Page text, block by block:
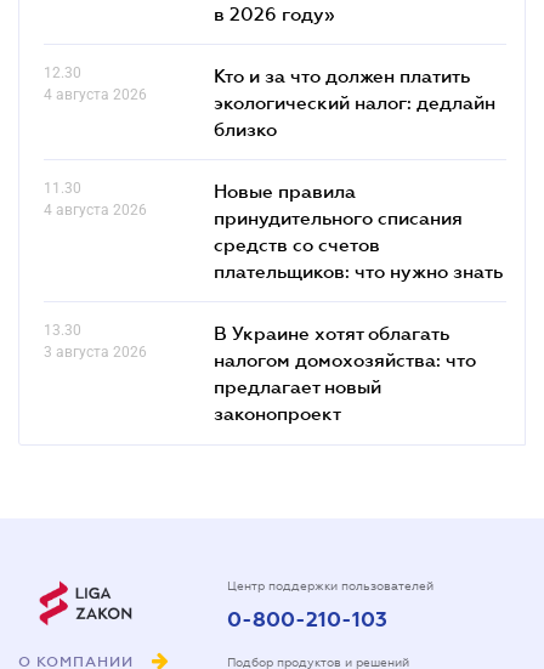
в 2026 году»
12.30
4 августа 2026
Кто и за что должен платить
экологический налог: дедлайн
близко
11.30
4 августа 2026
Новые правила
принудительного списания
средств со счетов
плательщиков: что нужно знать
13.30
3 августа 2026
В Украине хотят облагать
налогом домохозяйства: что
предлагает новый
законопроект
О КОМПАНИИ
Центр поддержки пользователей
0-800-210-103
Подбор продуктов и решений